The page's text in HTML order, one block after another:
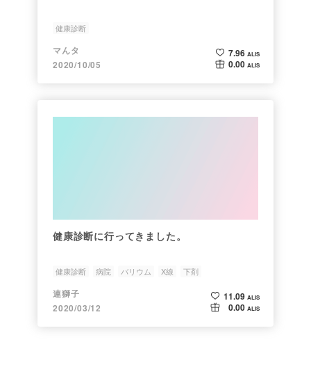
健康診断
マんタ
2020/10/05
7.96 ALIS
0.00 ALIS
健康診断に行ってきました。
健康診断 病院 バリウム X線 下剤
連獅子
2020/03/12
11.09 ALIS
0.00 ALIS